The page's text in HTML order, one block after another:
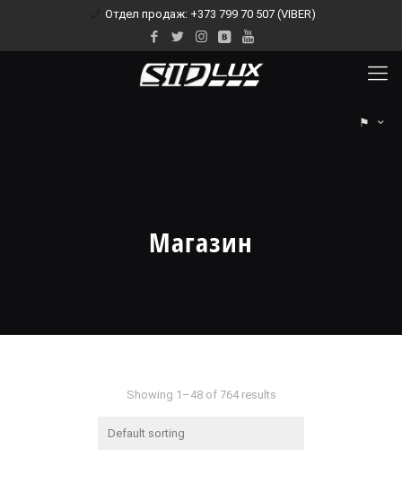
Отдел продаж: +373 799 70 507 (VIBER)
⚑
Магазин
Showing 1–48 of 764 results